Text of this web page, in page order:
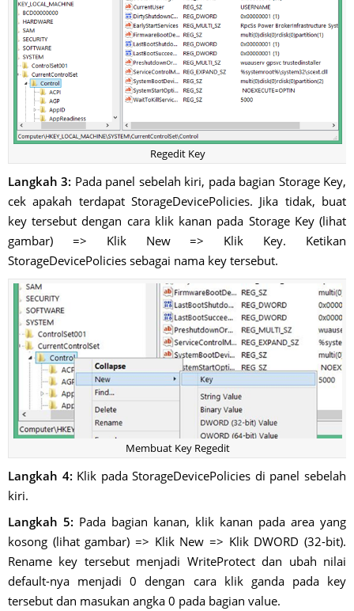
Regedit Key
Langkah 3: Pada panel sebelah kiri, pada bagian Storage Key,
cek apakah terdapat StorageDevicePolicies. Jika tidak, buat
key tersebut dengan cara klik kanan pada Storage Key (lihat
gambar) => Klik New => Klik Key. Ketikan
StorageDevicePolicies sebagai nama key tersebut.
Membuat Key Regedit
Langkah 4: Klik pada StorageDevicePolicies di panel sebelah
kiri.
Langkah 5: Pada bagian kanan, klik kanan pada area yang
kosong (lihat gambar) => Klik New => Klik DWORD (32-bit).
Rename key tersebut menjadi WriteProtect dan ubah nilai
default-nya menjadi 0 dengan cara klik ganda pada key
tersebut dan masukan angka 0 pada bagian value.